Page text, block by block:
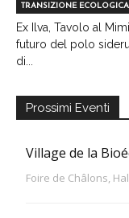
TRANSIZIONE ECOLOGICA
Ex Ilva, Tavolo al
futuro del polo
di...
Prossimi Eventi
Village de la
Foire de Châlons,